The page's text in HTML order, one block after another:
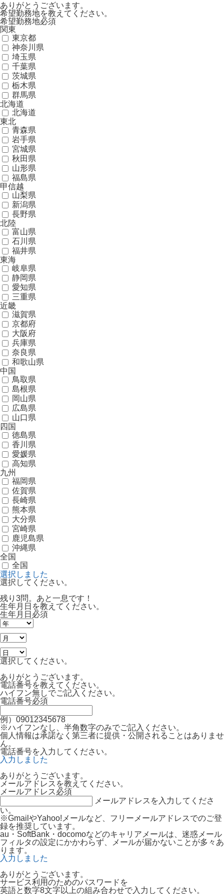
ありがとうございます。
希望勤務地を教えてください。
希望勤務地必須
関東
東京都
神奈川県
埼玉県
千葉県
茨城県
栃木県
群馬県
北海道
北海道
東北
青森県
岩手県
宮城県
秋田県
山形県
福島県
甲信越
山梨県
新潟県
長野県
北陸
富山県
石川県
福井県
東海
岐阜県
静岡県
愛知県
三重県
近畿
滋賀県
京都府
大阪府
兵庫県
奈良県
和歌山県
中国
鳥取県
島根県
岡山県
広島県
山口県
四国
徳島県
香川県
愛媛県
高知県
九州
福岡県
佐賀県
長崎県
熊本県
大分県
宮崎県
鹿児島県
沖縄県
全国
全国
選択しました
選択してください。
残り3問。あと一息です！
生年月日を教えてください。
生年月日 必須
選択してください。
ありがとうございます。
電話番号を教えてください。
ハイフン無しでご記入ください。
電話番号必須
例）09012345678
※ハイフンなし、半角数字のみでご記入ください。
個人情報は承諾なく第三者に提供・公開されることはありませ
ん。
電話番号を入力してください。
入力しました
ありがとうございます。
メールアドレスを教えてください。
メールアドレス必須
メールアドレスを入力してくださ
い。
※GmailやYahoo!メールなど、フリーメールアドレスでのご登
録を推奨しています。
au・SoftBank・docomoなどのキャリアメールは、迷惑メール
フィルタの設定にかかわらず、メールが届かないことが多々あ
ります。
入力しました
ありがとうございます。
サービス利用のためのパスワードを
英語と数字8文字以上の組み合わせで入力してください。